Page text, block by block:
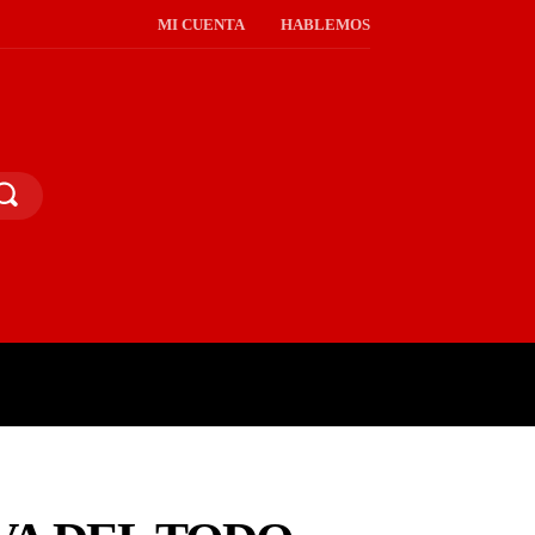
MI CUENTA HABLEMOS